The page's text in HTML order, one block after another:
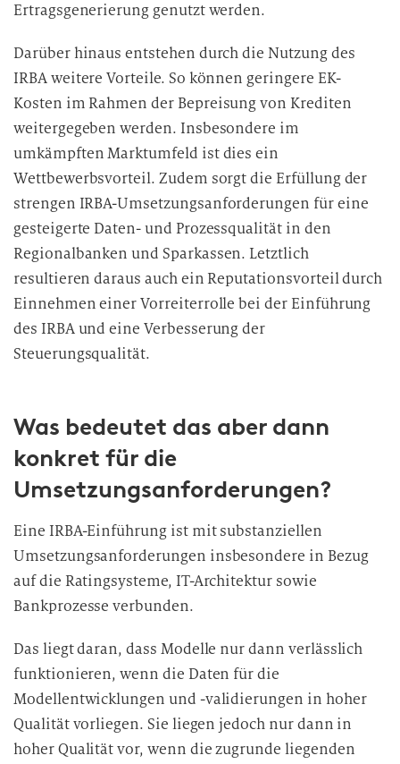
Ertragsgenerierung genutzt werden.
Darüber hinaus entstehen durch die Nutzung des
IRBA weitere Vorteile. So können geringere EK-
Kosten im Rahmen der Bepreisung von Krediten
weitergegeben werden. Insbesondere im
umkämpften Marktumfeld ist dies ein
Wettbewerbsvorteil. Zudem sorgt die Erfüllung der
strengen IRBA-Umsetzungsanforderungen für eine
gesteigerte Daten- und Prozessqualität in den
Regionalbanken und Sparkassen. Letztlich
resultieren daraus auch ein Reputationsvorteil durch
Einnehmen einer Vorreiterrolle bei der Einführung
des IRBA und eine Verbesserung der
Steuerungsqualität.
Was bedeutet das aber dann
konkret für die
Umsetzungsanforderungen?
Eine IRBA-Einführung ist mit substanziellen
Umsetzungsanforderungen insbesondere in Bezug
auf die Ratingsysteme, IT-Architektur sowie
Bankprozesse verbunden.
Das liegt daran, dass Modelle nur dann verlässlich
funktionieren, wenn die Daten für die
Modellentwicklungen und -validierungen in hoher
Qualität vorliegen. Sie liegen jedoch nur dann in
hoher Qualität vor, wenn die zugrunde liegenden